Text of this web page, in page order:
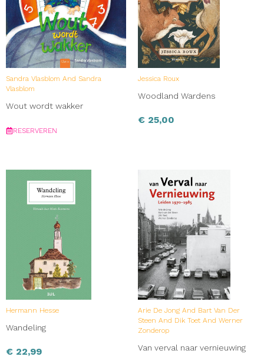
Sandra Vlasblom And Sandra
Vlasblom
Wout wordt wakker
RESERVEREN
Jessica Roux
Woodland Wardens
€ 25,00
Hermann Hesse
Wandeling
€ 22,99
Arie De Jong And Bart Van Der
Steen And Dik Toet And Werner
Zonderop
Van verval naar vernieuwing